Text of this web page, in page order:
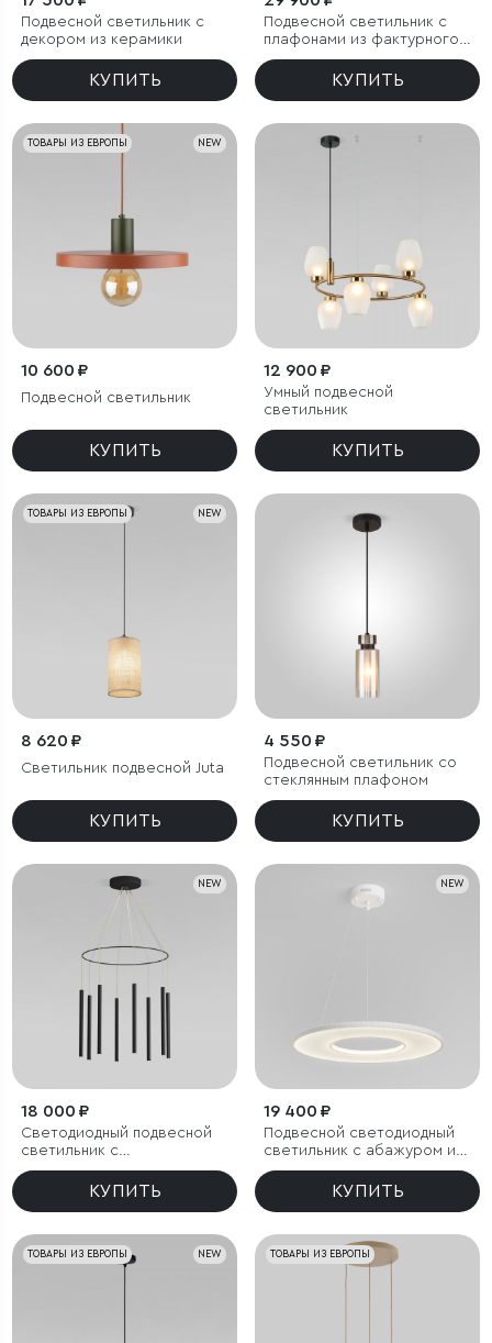
Подвесной светильник с
декором из керамики
КУПИТЬ
Подвесной светильник с
плафонами из фактурного
стекла
КУПИТЬ
NEW
ТОВАРЫ ИЗ ЕВРОПЫ
10 600 ₽
Подвесной светильник
КУПИТЬ
12 900 ₽
Умный подвесной
светильник
КУПИТЬ
NEW
ТОВАРЫ ИЗ ЕВРОПЫ
8 620 ₽
Светильник подвесной Juta
КУПИТЬ
4 550 ₽
Подвесной светильник со
стеклянным плафоном
КУПИТЬ
NEW
18 000 ₽
Светодиодный подвесной
светильник с
регулировкой высоты
КУПИТЬ
NEW
19 400 ₽
Подвесной светодиодный
светильник с абажуром из
ткани
КУПИТЬ
NEW
ТОВАРЫ ИЗ ЕВРОПЫ ТОВАРЫ ИЗ ЕВРОПЫ